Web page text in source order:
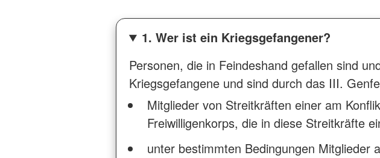
1. Wer ist ein Kriegsgefangener?
Personen, die in Feindeshand gefallen sind
Kriegsgefangene und sind durch das III.
Mitglieder von Streitkräften einer am
Freiwilligenkorps, die in diese Streitkräfte
unter bestimmten Bedingungen Mitglieder